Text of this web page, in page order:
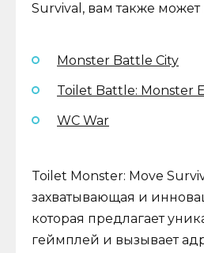
Survival, вам также может
Monster Battle City
Toilet Battle: Monster
WC War
Toilet Monster: Move
захватывающая и
которая предлагает
геймплей и вызывает